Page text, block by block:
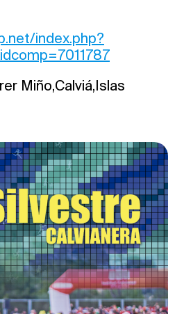
index.php?
Miño,Calviá,Islas